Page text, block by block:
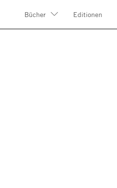
Bücher
Editionen